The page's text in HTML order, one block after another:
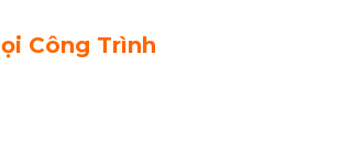
Công Trình